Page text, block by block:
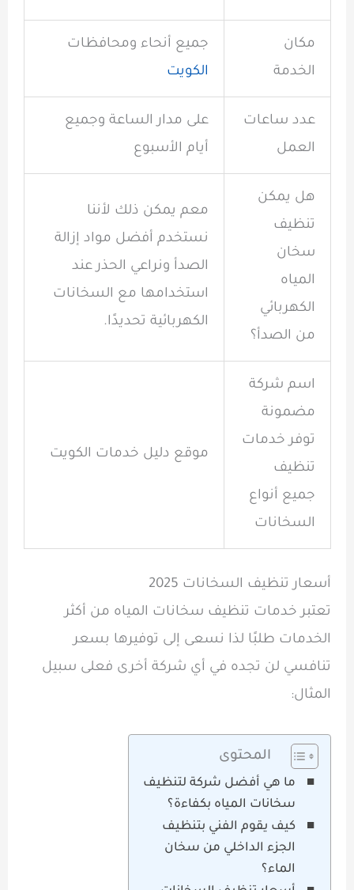
مكان
الخدمة
جميع أنحاء ومحافظات
الكويت
عدد ساعات
العمل
على مدار الساعة وجميع
أيام الأسبوع
هل يمكن
تنظيف
سخان
المياه
الكهربائي
من الصدأ؟
معم يمكن ذلك لأننا
نستخدم أفضل مواد إزالة
الصدأ ونراعي الحذر عند
استخدامها مع السخانات
الكهربائية تحديدًا.
اسم شركة
مضمونة
توفر خدمات
تنظيف
جميع أنواع
السخانات
موقع دليل خدمات الكويت
أسعار تنظيف السخانات 2025
تعتبر خدمات تنظيف سخانات المياه من أكثر
الخدمات طلبًا لذا نسعى إلى توفيرها بسعر
تنافسي لن تجده في أي شركة أخرى فعلى سبيل
المثال:
المحتوى
ما هي أفضل شركة لتنظيف
سخانات المياه بكفاءة؟
كيف يقوم الفني بتنظيف
الجزء الداخلي من سخان
الماء؟